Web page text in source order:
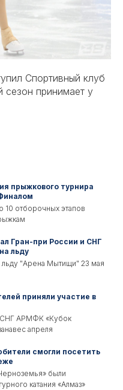
Спортивный клуб
сезон принимает у
прыжкового турнира
отборочных этапов
Гран-при России и СНГ
льду
"Арена Мытищи" 23 мая
приняли участие в
СНГ АРМФК «Кубок
апреля
смогли посетить
были
катания «Алмаз»